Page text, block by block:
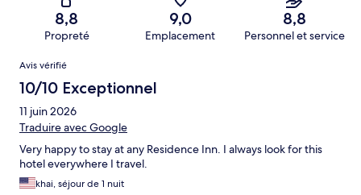
8,8
Propreté
9,0
Emplacement
8,8
Personnel et service
Avis
Avis vérifié
10/10 Exceptionnel
11 juin 2026
Traduire avec Google
Very happy to stay at any Residence Inn. I always look for this
hotel everywhere I travel.
khai, séjour de 1 nuit